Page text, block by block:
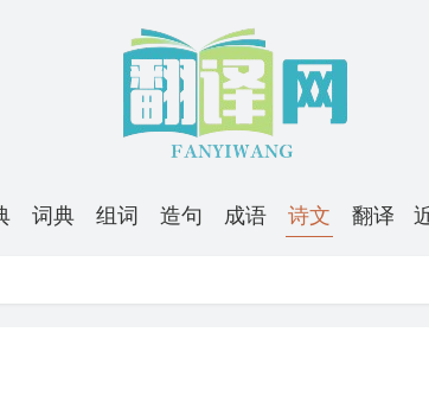
词典 组词 造句 成语 诗文 翻译